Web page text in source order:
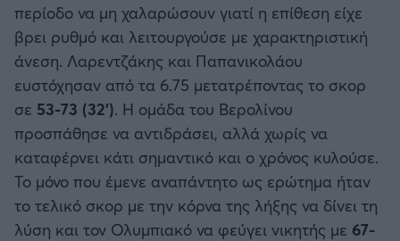
περίοδο να μη χαλαρώσουν γιατί η επίθεση είχε
βρει ρυθμό και λειτουργούσε με χαρακτηριστική
άνεση. Λαρεντζάκης και Παπανικολάου
ευστόχησαν από τα 6.75 μετατρέποντας το σκορ
σε 53-73 (32'). Η ομάδα του Βερολίνου
προσπάθησε να αντιδράσει, αλλά χωρίς να
καταφέρνει κάτι σημαντικό και ο χρόνος κυλούσε.
Το μόνο που έμενε αναπάντητο ως ερώτημα ήταν
το τελικό σκορ με την κόρνα της λήξης να δίνει τη
λύση και τον Ολυμπιακό να φεύγει νικητής με 67-